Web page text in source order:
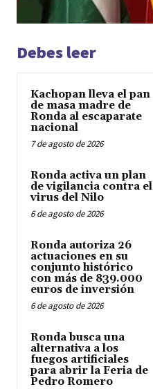
Debes leer
Kachopan lleva el pan
de masa madre de
Ronda al escaparate
nacional
7 de agosto de 2026
Ronda activa un plan
de vigilancia contra el
virus del Nilo
6 de agosto de 2026
Ronda autoriza 26
actuaciones en su
conjunto histórico
con más de 839.000
euros de inversión
6 de agosto de 2026
Ronda busca una
alternativa a los
fuegos artificiales
para abrir la Feria de
Pedro Romero